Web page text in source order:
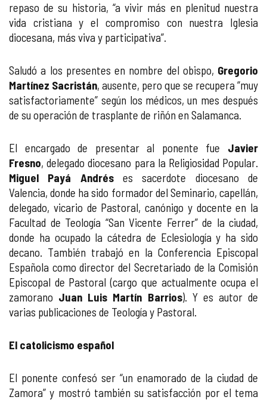
repaso de su historia, “a vivir más en plenitud nuestra
vida cristiana y el compromiso con nuestra Iglesia
diocesana, más viva y participativa”.
Saludó a los presentes en nombre del obispo, Gregorio
Martínez Sacristán, ausente, pero que se recupera “muy
satisfactoriamente” según los médicos, un mes después
de su operación de trasplante de riñón en Salamanca.
El encargado de presentar al ponente fue Javier
Fresno, delegado diocesano para la Religiosidad Popular.
Miguel Payá Andréses sacerdote diocesano de
Valencia, donde ha sido formador del Seminario, capellán,
delegado, vicario de Pastoral, canónigo y docente en la
Facultad de Teología “San Vicente Ferrer” de la ciudad,
donde ha ocupado la cátedra de Eclesiología y ha sido
decano. También trabajó en la Conferencia Episcopal
Española como director del Secretariado de la Comisión
Episcopal de Pastoral (cargo que actualmente ocupa el
zamorano Juan Luis Martín Barrios). Y es autor de
varias publicaciones de Teología y Pastoral.
El catolicismo español
El ponente confesó ser “un enamorado de la ciudad de
Zamora” y mostró también su satisfacción por el tema